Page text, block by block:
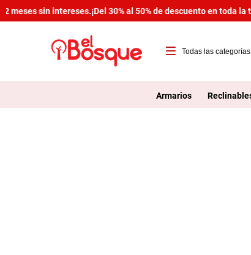
meses sin intereses.¡Del 30% al 50% de descuento en toda
Armarios